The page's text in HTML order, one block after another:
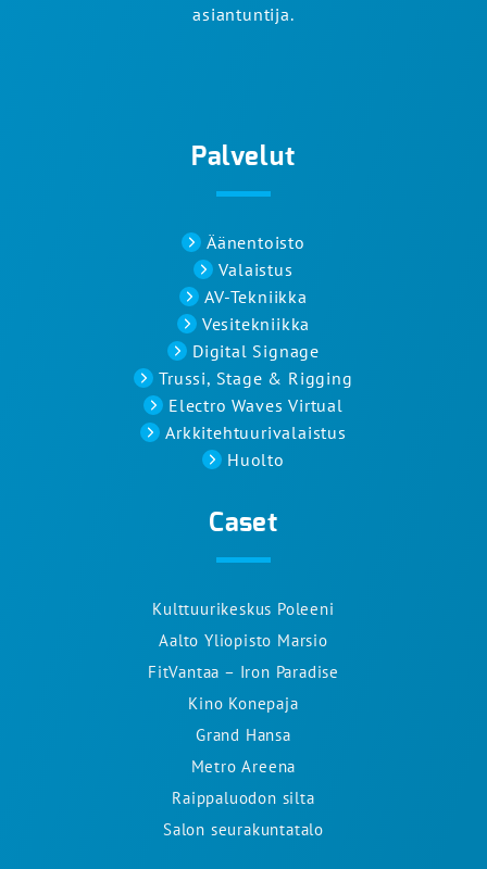
asiantuntija.
Palvelut
Äänentoisto
Valaistus
AV-Tekniikka
Vesitekniikka
Digital Signage
Trussi, Stage & Rigging
Electro Waves Virtual
Arkkitehtuurivalaistus
Huolto
Caset
Kulttuurikeskus Poleeni
Aalto Yliopisto Marsio
FitVantaa – Iron Paradise
Kino Konepaja
Grand Hansa
Metro Areena
Raippaluodon silta
Salon seurakuntatalo